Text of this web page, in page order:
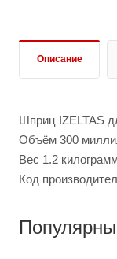
Описание
Шприц IZELTAS
Объём 300
Вес 1.2
Код